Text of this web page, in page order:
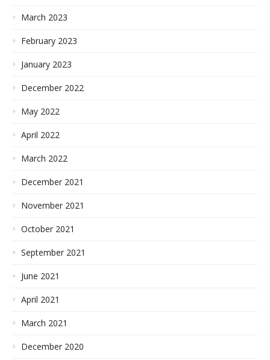
March 2023
February 2023
January 2023
December 2022
May 2022
April 2022
March 2022
December 2021
November 2021
October 2021
September 2021
June 2021
April 2021
March 2021
December 2020